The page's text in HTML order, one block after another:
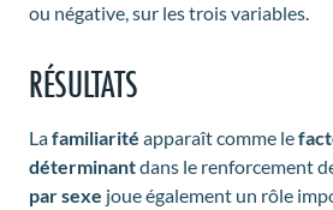
ou négative, sur les trois variables.
RÉSULTATS
Lafamiliarité apparaît comme le
déterminantdans le renforcement
par sexe joue également un rôle